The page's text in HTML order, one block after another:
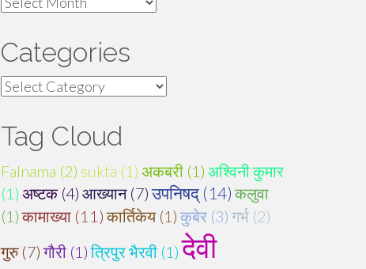
Categories
Categories
Tag Cloud
Falnama (2) sukta (1) अकबरी (1) अश्विनी कुमार
(1) अष्टक (4) आख्यान (7) उपनिषद् (14) कलुवा
(1) कामाख्या (11) कार्तिकेय (1) कुबेर (3) गर्भ (2)
गुरु (7) गौरी (1) त्रिपुर भैरवी (1) देवी